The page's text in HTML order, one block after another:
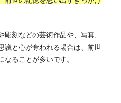
刻などの芸術作品や、写真、
議と心が奪われる場合は、前世
ることが多いです。